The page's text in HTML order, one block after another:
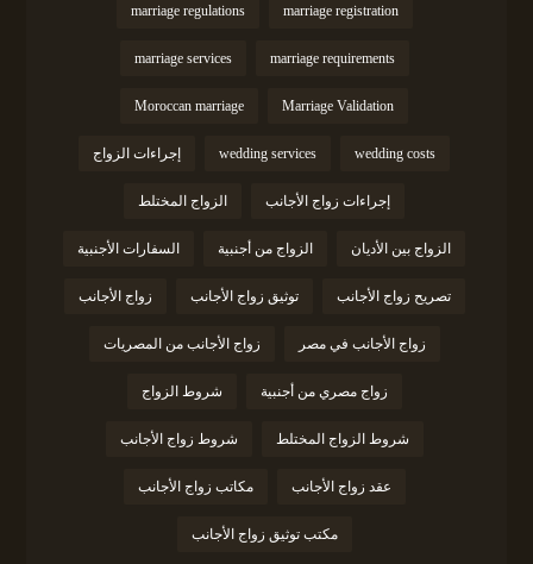
marriage registration
marriage regulations
marriage requirements
marriage services
Marriage Validation
Moroccan marriage
wedding costs
wedding services إجراءات الزواج
إجراءات زواج الأجانب الزواج المختلط
الزواج بين الأديان الزواج من أجنبية السفارات الأجنبية
تصريح زواج الأجانب توثيق زواج الأجانب زواج الأجانب
زواج الأجانب في مصر زواج الأجانب من المصريات
زواج مصري من أجنبية شروط الزواج
شروط الزواج المختلط شروط زواج الأجانب
عقد زواج الأجانب مكاتب زواج الأجانب
مكتب توثيق زواج الأجانب